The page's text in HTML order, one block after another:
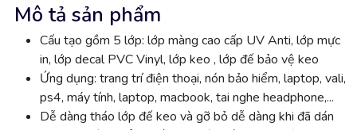
Mô tả sản phẩm
Cấu tạo gồm 5 lớp: lớp màng cao cấp UV Anti, lớp mực
in, lớp decal PVC Vinyl, lớp keo , lớp đế bảo vệ keo
Ứng dụng: trang trí điện thoại, nón bảo hiểm, laptop, vali,
ps4, máy tính, laptop, macbook, tai nghe headphone,...
Dễ dàng tháo lớp đế keo và gỡ bỏ dễ dàng khi đã dán